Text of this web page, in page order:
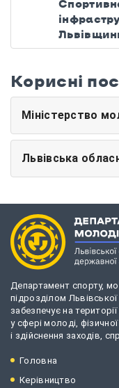
Корисні
Міністерство
Львівська
Департамент спорту,
підрозділом
забезпечує на
у сфері молоді,
і здійснення заходів,
Головна
Керівництво